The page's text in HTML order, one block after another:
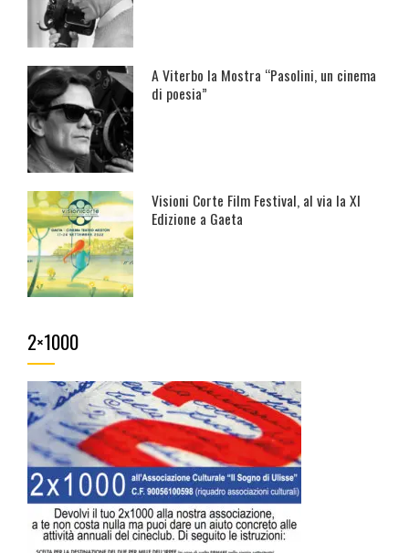
A Viterbo la Mostra “Pasolini, un cinema
di poesia”
Visioni Corte Film Festival, al via la XI
Edizione a Gaeta
2×1000